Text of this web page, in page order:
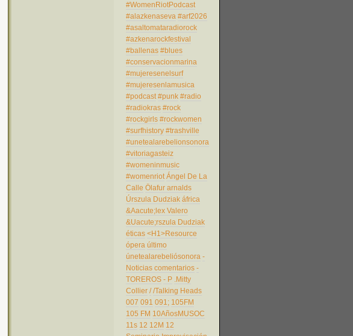
#WomenRiotPodcast
#alazkenaseva #arf2026
#asaltomataradiorock
#azkenarockfestival
#ballenas #blues
#conservacionmarina
#mujeresenelsurf
#mujeresenlamusica
#podcast #punk #radio
#radiokras #rock
#rockgirls #rockwomen
#surfhistory #trashville
#unetealarebelionsonora
#vitoriagasteiz
#womeninmusic
#womenriot Ángel De La
Calle Ölafur arnalds
Úrszula Dudziak áfrica
&Aacute;lex Valero
&Uacute;rszula Dudziak
éticas <H1>Resource
ópera último
únetealarebeliósonora -
Noticias comentarios -
TOREROS - P .Mitty
Collier / /Talking Heads
007 091 091; 105FM
105 FM 10AñosMUSOC
11s 12 12M 12